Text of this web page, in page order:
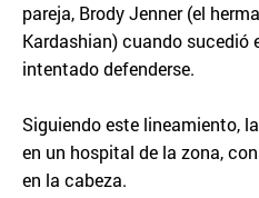
pareja, Brody Jenner (el
Kardashian) cuando sucedió
intentado defenderse.
Siguiendo este lineamiento,
en un hospital de la zona,
en la cabeza.